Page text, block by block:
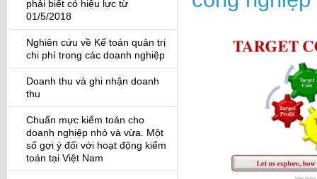
phải biết có hiệu lực từ
01/5/2018
Nghiên cứu về Kế toán quản trị
chi phí trong các doanh nghiệp
Doanh thu và ghi nhận doanh
thu
Chuẩn mực kiểm toán cho
doanh nghiệp nhỏ và vừa. Một
số gợi ý đối với hoạt động kiểm
toán tại Việt Nam